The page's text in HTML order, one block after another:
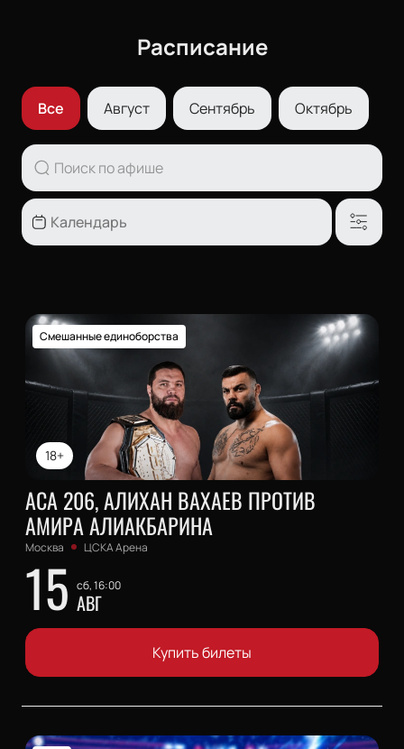
Расписание
Все Август Сентябрь Октябрь
18+
Смешанные единоборства
АСА 206, АЛИХАН ВАХАЕВ ПРОТИВ
АМИРА АЛИАКБАРИНА
Москва ЦСКА Арена
15 сб, 16:00
АВГ
Купить билеты